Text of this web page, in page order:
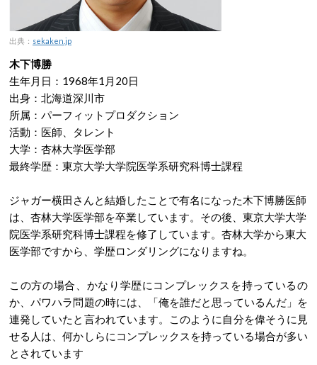
出典： sekaken.jp
木下博勝
生年月日：1968年1月20日
出身：北海道深川市
所属：パーフィットプロダクション
活動：医師、タレント
大学：杏林大学医学部
最終学歴：東京大学大学院医学系研究科博士課程
ジャガー横田さんと結婚したことで有名になった木下博勝医師
は、杏林大学医学部を卒業しています。その後、東京大学大学
院医学系研究科博士課程を修了しています。杏林大学から東大
医学部ですから、学歴ロンダリングになりますね。
この方の場合、かなり学歴にコンプレックスを持っているの
か、パワハラ問題の時には、「俺を誰だと思っているんだ」を
連発していたと言われています。このように自分を偉そうに見
せる人は、何かしらにコンプレックスを持っている場合が多い
とされています